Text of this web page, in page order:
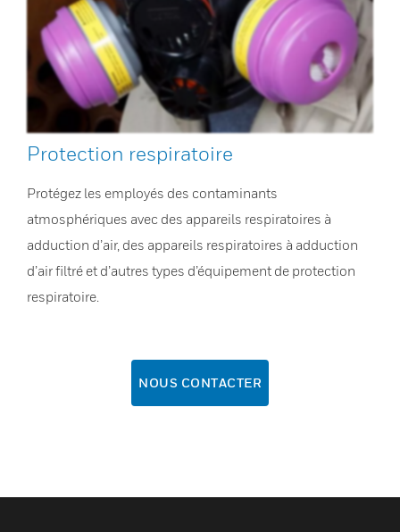
Protection respiratoire
Protégez les employés des contaminants
atmosphériques avec des appareils respiratoires à
adduction d’air, des appareils respiratoires à adduction
d’air filtré et d’autres types d’équipement de protection
respiratoire.
NOUS CONTACTER